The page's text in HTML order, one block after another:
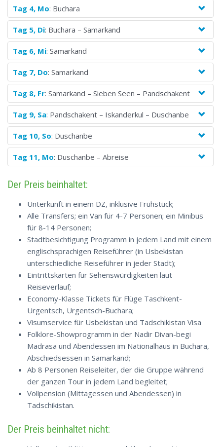
Tag 4, Mo: Buchara
Tag 5, Di: Buchara – Samarkand
Tag 6, Mi: Samarkand
Tag 7, Do: Samarkand
Tag 8, Fr: Samarkand – Sieben Seen – Pandschakent
Tag 9, Sa: Pandschakent – Iskanderkul – Duschanbe
Tag 10, So: Duschanbe
Tag 11, Mo: Duschanbe – Abreise
Der Preis beinhaltet:
Unterkunft in einem DZ, inklusive Frühstück;
Alle Transfers; ein Van für 4-7 Personen; ein Minibus
für 8-14 Personen;
Stadtbesichtigung Programm in jedem Land mit einem
englischsprachigen Reiseführer (in Usbekistan
unterschiedliche Reiseführer in jeder Stadt);
Eintrittskarten für Sehenswürdigkeiten laut
Reiseverlauf;
Economy-Klasse Tickets für Flüge Taschkent-
Urgentsch, Urgentsch-Buchara;
Visumservice für Usbekistan und Tadschikistan Visa
Folklore-Showprogramm in der Nadir Divan-begi
Madrasa und Abendessen im Nationalhaus in Buchara,
Abschiedsessen in Samarkand;
Ab 8 Personen Reiseleiter, der die Gruppe während
der ganzen Tour in jedem Land begleitet;
Vollpension (Mittagessen und Abendessen) in
Tadschikistan.
Der Preis beinhaltet nicht: